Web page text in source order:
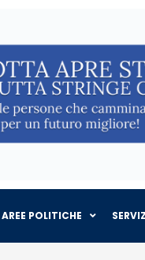
AREE POLITICHE